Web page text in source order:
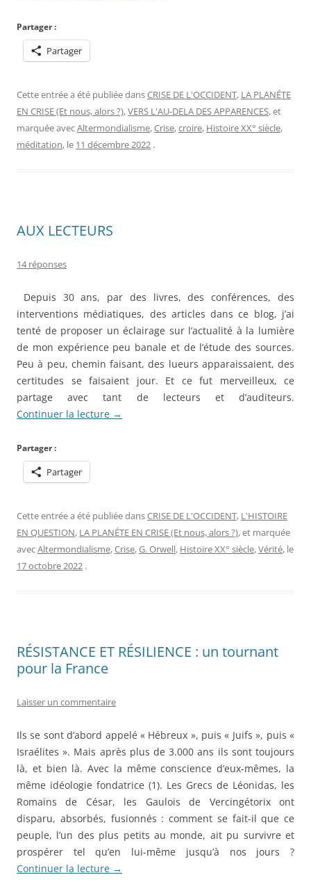
Partager :
Partager
Cette entrée a été publiée dansCRISE DE L'OCCIDENT, LA PLANÉTE
EN CRISE (Et nous, alors ?),VERS L'AU-DELA DES APPARENCES, et
marquée avecAltermondialisme,Crise,croire, Histoire XX° siècle,
méditation, le 11 décembre 2022 .
AUX LECTEURS
14 réponses
Depuis 30 ans, par des livres, des conférences, des
interventions médiatiques, des articles dans ce blog, j’ai
tenté de proposer un éclairage sur l’actualité à la lumière
de mon expérience peu banale et de l’étude des sources.
Peu à peu, chemin faisant, des lueurs apparaissaient, des
certitudes se faisaient jour. Et ce fut merveilleux, ce
partage avec tant de lecteurs et d’auditeurs.
Continuer la lecture →
Partager :
Partager
Cette entrée a été publiée dansCRISE DE L'OCCIDENT, L'HISTOIRE
EN QUESTION, LA PLANÉTE EN CRISE (Et nous, alors ?), et marquée
avecAltermondialisme,Crise,G. Orwell, Histoire XX° siècle,Vérité, le
17 octobre 2022 .
RÉSISTANCE ET RÉSILIENCE : un tournant
pour la France
Laisser un commentaire
Ils se sont d’abord appelé « Hébreux », puis « Juifs », puis «
Israélites ». Mais après plus de 3.000 ans ils sont toujours
là, et bien là. Avec la même conscience d’eux-mêmes, la
même idéologie fondatrice (1). Les Grecs de Léonidas, les
Romains de César, les Gaulois de Vercingétorix ont
disparu, absorbés, fusionnés : comment se fait-il que ce
peuple, l’un des plus petits au monde, ait pu survivre et
prospérer tel qu’en lui-même jusqu’à nos jours ?
Continuer la lecture →